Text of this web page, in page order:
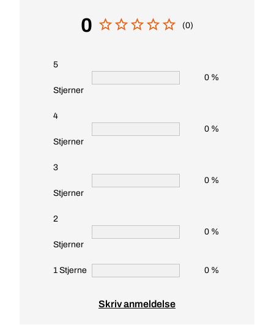
0 (0)
5
Stjerner
0 %
4
Stjerner
0 %
3
Stjerner
0 %
2
Stjerner
0 %
1 Stjerne 0 %
Skriv anmeldelse